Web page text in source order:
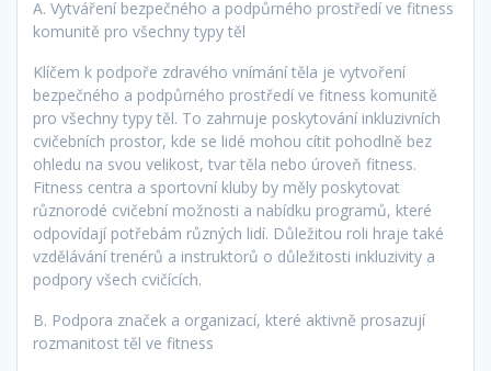
A. Vytváření bezpečného a podpůrného prostředí ve fitness
komunitě pro všechny typy těl
Klíčem k podpoře zdravého vnímání těla je vytvoření
bezpečného a podpůrného prostředí ve fitness komunitě
pro všechny typy těl. To zahrnuje poskytování inkluzivních
cvičebních prostor, kde se lidé mohou cítit pohodlně bez
ohledu na svou velikost, tvar těla nebo úroveň fitness.
Fitness centra a sportovní kluby by měly poskytovat
různorodé cvičební možnosti a nabídku programů, které
odpovídají potřebám různých lidí. Důležitou roli hraje také
vzdělávání trenérů a instruktorů o důležitosti inkluzivity a
podpory všech cvičících.
B. Podpora značek a organizací, které aktivně prosazují
rozmanitost těl ve fitness